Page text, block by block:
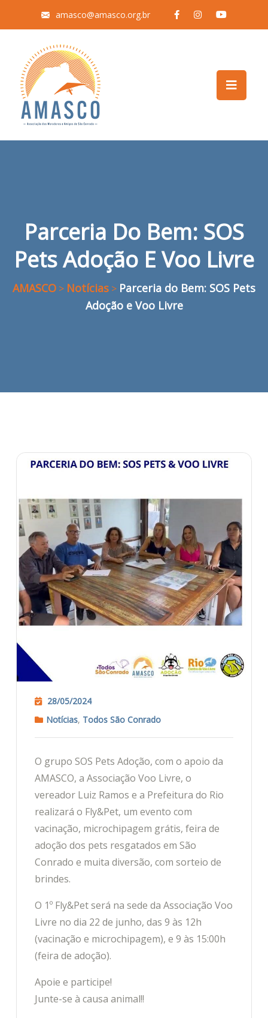
amasco@amasco.org.br
Parceria Do Bem: SOS
Pets Adoção E Voo Livre
AMASCO > Notícias > Parceria do Bem: SOS Pets
Adoção e Voo Livre
28/05/2024
Notícias, Todos São Conrado
O grupo SOS Pets Adoção, com o apoio da
AMASCO, a Associação Voo Livre, o
vereador Luiz Ramos e a Prefeitura do Rio
realizará o Fly&Pet, um evento com
vacinação, microchipagem grátis, feira de
adoção dos pets resgatados em São
Conrado e muita diversão, com sorteio de
brindes.
O 1º Fly&Pet será na sede da Associação Voo
Livre no dia 22 de junho, das 9 às 12h
(vacinação e microchipagem), e 9 às 15:00h
(feira de adoção).
Apoie e participe!
Junte-se à causa animal!!